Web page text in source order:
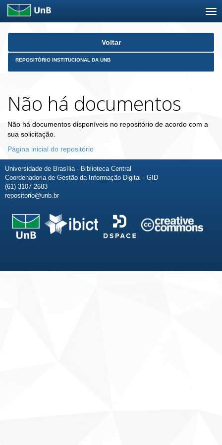
Skip
Voltar
REPOSITÓRIO INSTITUCIONAL DA UNB
Não há documentos
Não há documentos disponíveis no repositório de acordo com a
sua solicitação.
Página inicial do repositório
Universidade de Brasília - Biblioteca Central
Coordenadoria de Gestão da Informação Digital - GID
(61) 3107-2683
repositorio@unb.br